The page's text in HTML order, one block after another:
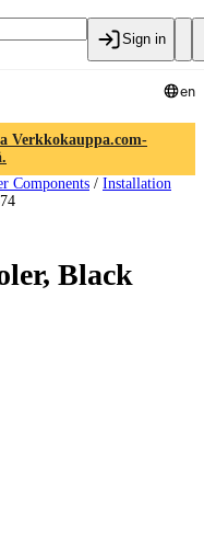
Sign in
en
Verkkokauppa.com-
Components / Installation
Black
5
image 6